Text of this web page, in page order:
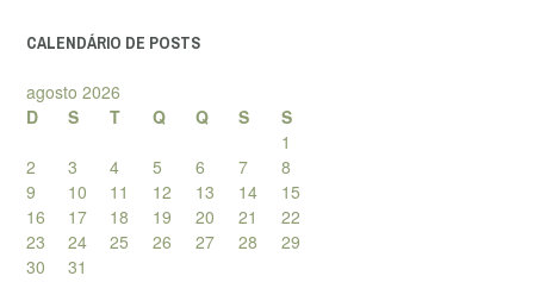
CALENDÁRIO DE POSTS
agosto 2026
D
S T Q Q S
S
1
2
3 4 5 6 7
8
9
10 11 12 13 14
15
16
17 18 19 20 21
22
23
24 25 26 27 28
29
30
31